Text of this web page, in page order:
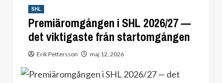
SHL
Premiäromgången i SHL 2026/27 —
det viktigaste från startomgången
Erik Pettersson maj 12, 2026